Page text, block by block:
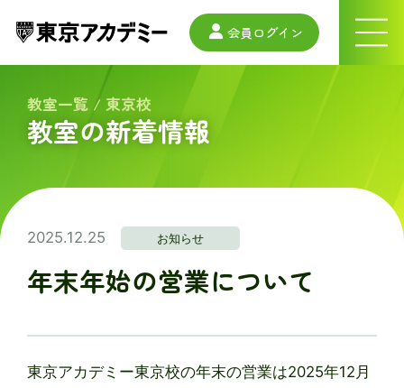
会員ログイン
ー
教室一覧 / 東京校
教室の新着情報
2025.12.25 お知らせ
年末年始の営業について
東京アカデミー東京校の年末の営業は2025年12月